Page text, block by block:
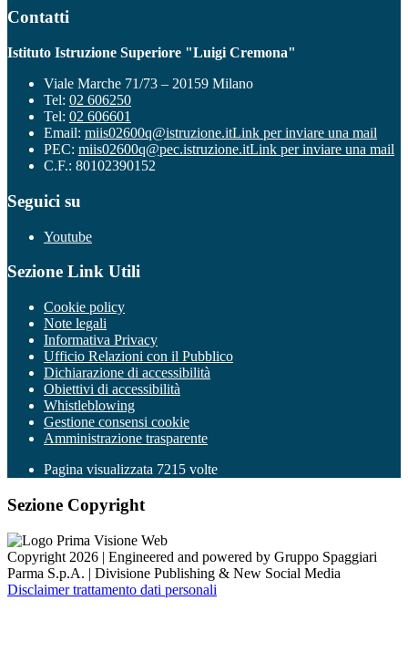
Contatti
Istituto Istruzione Superiore "Luigi Cremona"
Viale Marche 71/73 – 20159 Milano
Tel: 02 606250
Tel: 02 606601
Email: miis02600q@istruzione.itLink per inviare una mail
PEC: miis02600q@pec.istruzione.itLink per inviare una mail
C.F.: 80102390152
Seguici su
Youtube
Sezione Link Utili
Cookie policy
Note legali
Informativa Privacy
Ufficio Relazioni con il Pubblico
Dichiarazione di accessibilità
Obiettivi di accessibilità
Whistleblowing
Gestione consensi cookie
Amministrazione trasparente
Pagina visualizzata 7215 volte
Sezione Copyright
Copyright 2026 | Engineered and powered by Gruppo Spaggiari
Parma S.p.A. | Divisione Publishing & New Social Media
Disclaimer trattamento dati personali